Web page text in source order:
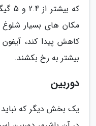
که
مکان های بسیار شلوغ
کاهش پیدا کند،
بیشتر به رخ بکشند.
دوربین
یک بخش دیگر که